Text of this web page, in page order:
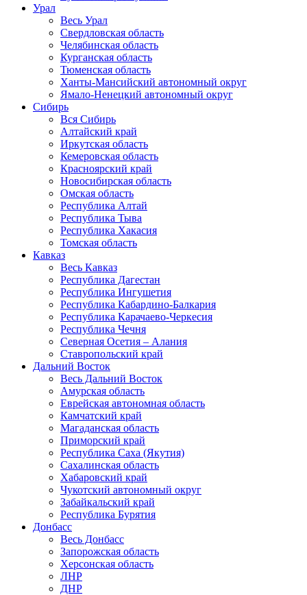
Урал
Весь Урал
Свердловская область
Челябинская область
Курганская область
Тюменская область
Ханты-Мансийский автономный округ
Ямало-Ненецкий автономный округ
Сибирь
Вся Сибирь
Алтайский край
Иркутская область
Кемеровская область
Красноярский край
Новосибирская область
Омская область
Республика Алтай
Республика Тыва
Республика Хакасия
Томская область
Кавказ
Весь Кавказ
Республика Дагестан
Республика Ингушетия
Республика Кабардино-Балкария
Республика Карачаево-Черкесия
Республика Чечня
Северная Осетия – Алания
Ставропольский край
Дальний Восток
Весь Дальний Восток
Амурская область
Еврейская автономная область
Камчатский край
Магаданская область
Приморский край
Республика Саха (Якутия)
Сахалинская область
Хабаровский край
Чукотский автономный округ
Забайкальский край
Республика Бурятия
Донбасс
Весь Донбасс
Запорожская область
Херсонская область
ЛНР
ДНР